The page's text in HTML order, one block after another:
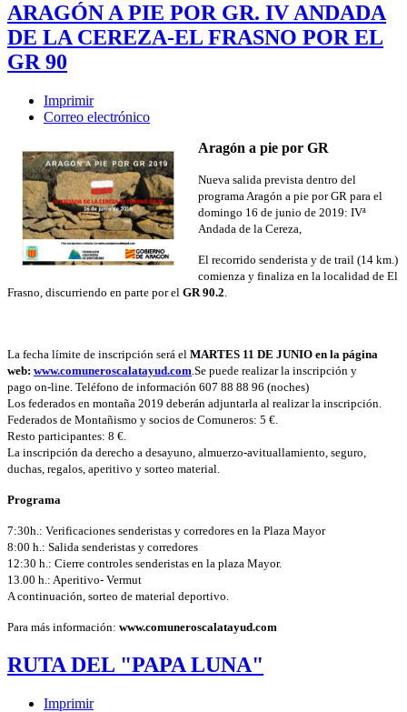
ARAGÓN A PIE POR GR. IV ANDADA
DE LA CEREZA-EL FRASNO POR EL
GR 90
Imprimir
Correo electrónico
Aragón a pie por GR
Nueva salida prevista dentro del
programa Aragón a pie por GR para el
domingo 16 de junio de 2019: IVª
Andada de la Cereza,
El recorrido senderista y de trail (14 km.)
comienza y finaliza en la localidad de El
Frasno, discurriendo en parte por el GR 90.2.
La fecha límite de inscripción será el MARTES 11 DE JUNIO en la página
web: www.comuneroscalatayud.com.Se puede realizar la inscripción y
pago on-line. Teléfono de información 607 88 88 96 (noches)
Los federados en montaña 2019 deberán adjuntarla al realizar la inscripción.
Federados de Montañismo y socios de Comuneros: 5 €.
Resto participantes: 8 €.
La inscripción da derecho a desayuno, almuerzo-avituallamiento, seguro,
duchas, regalos, aperitivo y sorteo material.
Programa
7:30h.: Verificaciones senderistas y corredores en la Plaza Mayor
8:00 h.: Salida senderistas y corredores
12:30 h.: Cierre controles senderistas en la plaza Mayor.
13.00 h.: Aperitivo- Vermut
A continuación, sorteo de material deportivo.
Para más información: www.comuneroscalatayud.com
RUTA DEL "PAPA LUNA"
Imprimir